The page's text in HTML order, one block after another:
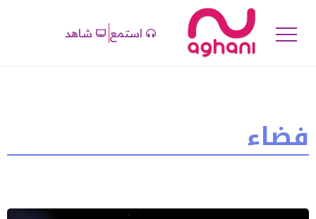
استمع شاهد
فضاء